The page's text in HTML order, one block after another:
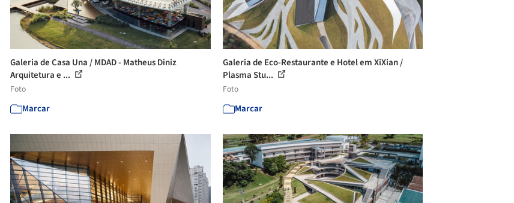
Galeria de Casa Una / MDAD - Matheus Diniz
Arquitetura e ...
Foto
Marcar
Galeria de Eco-Restaurante e Hotel em XiXian /
Plasma Stu...
Foto
Marcar